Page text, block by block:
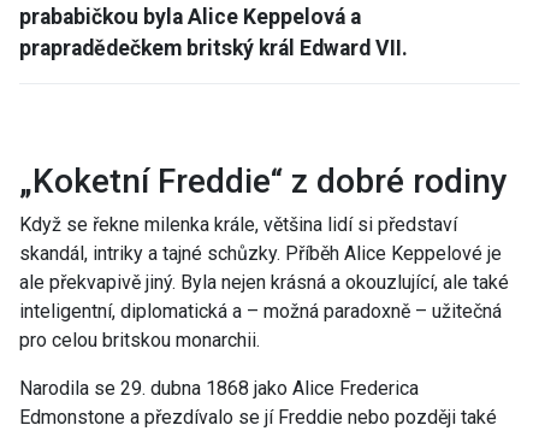
prababičkou byla Alice Keppelová a
prapradědečkem britský král Edward VII.
„Koketní Freddie“ z dobré rodiny
Když se řekne milenka krále, většina lidí si představí
skandál, intriky a tajné schůzky. Příběh Alice Keppelové je
ale překvapivě jiný. Byla nejen krásná a okouzlující, ale také
inteligentní, diplomatická a – možná paradoxně – užitečná
pro celou britskou monarchii.
Narodila se 29. dubna 1868 jako Alice Frederica
Edmonstone a přezdívalo se jí Freddie nebo později také